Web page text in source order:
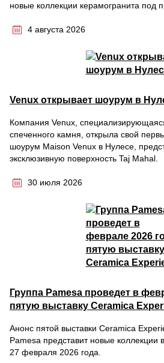
новые коллекции керамогранита под
4 августа 2026
Venux открывает шоурум в
Компания Venux,
спеченного камня, открыла свой
шоурум Maison Venux в Нулесе,
эксклюзивную поверхность Taj Mahal.
30 июля 2026
Группа Pamesa проведет в
пятую выставку Ceramica
Анонс пятой выставки Ceramica
Pamesa представит новые коллекции
27 февраля 2026 года.